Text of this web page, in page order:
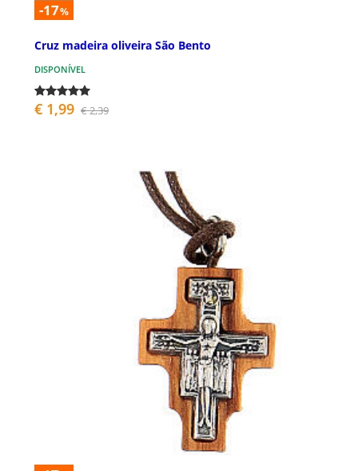
-17%
Cruz madeira oliveira São Bento
DISPONÍVEL
€ 1,99 € 2,39